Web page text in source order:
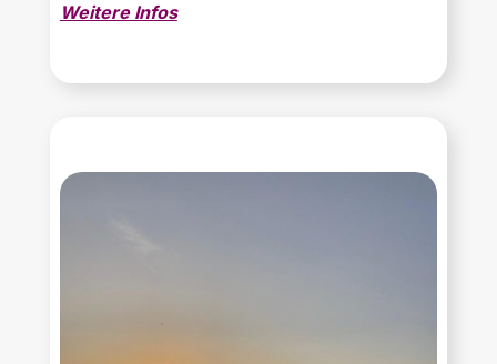
Weitere Infos